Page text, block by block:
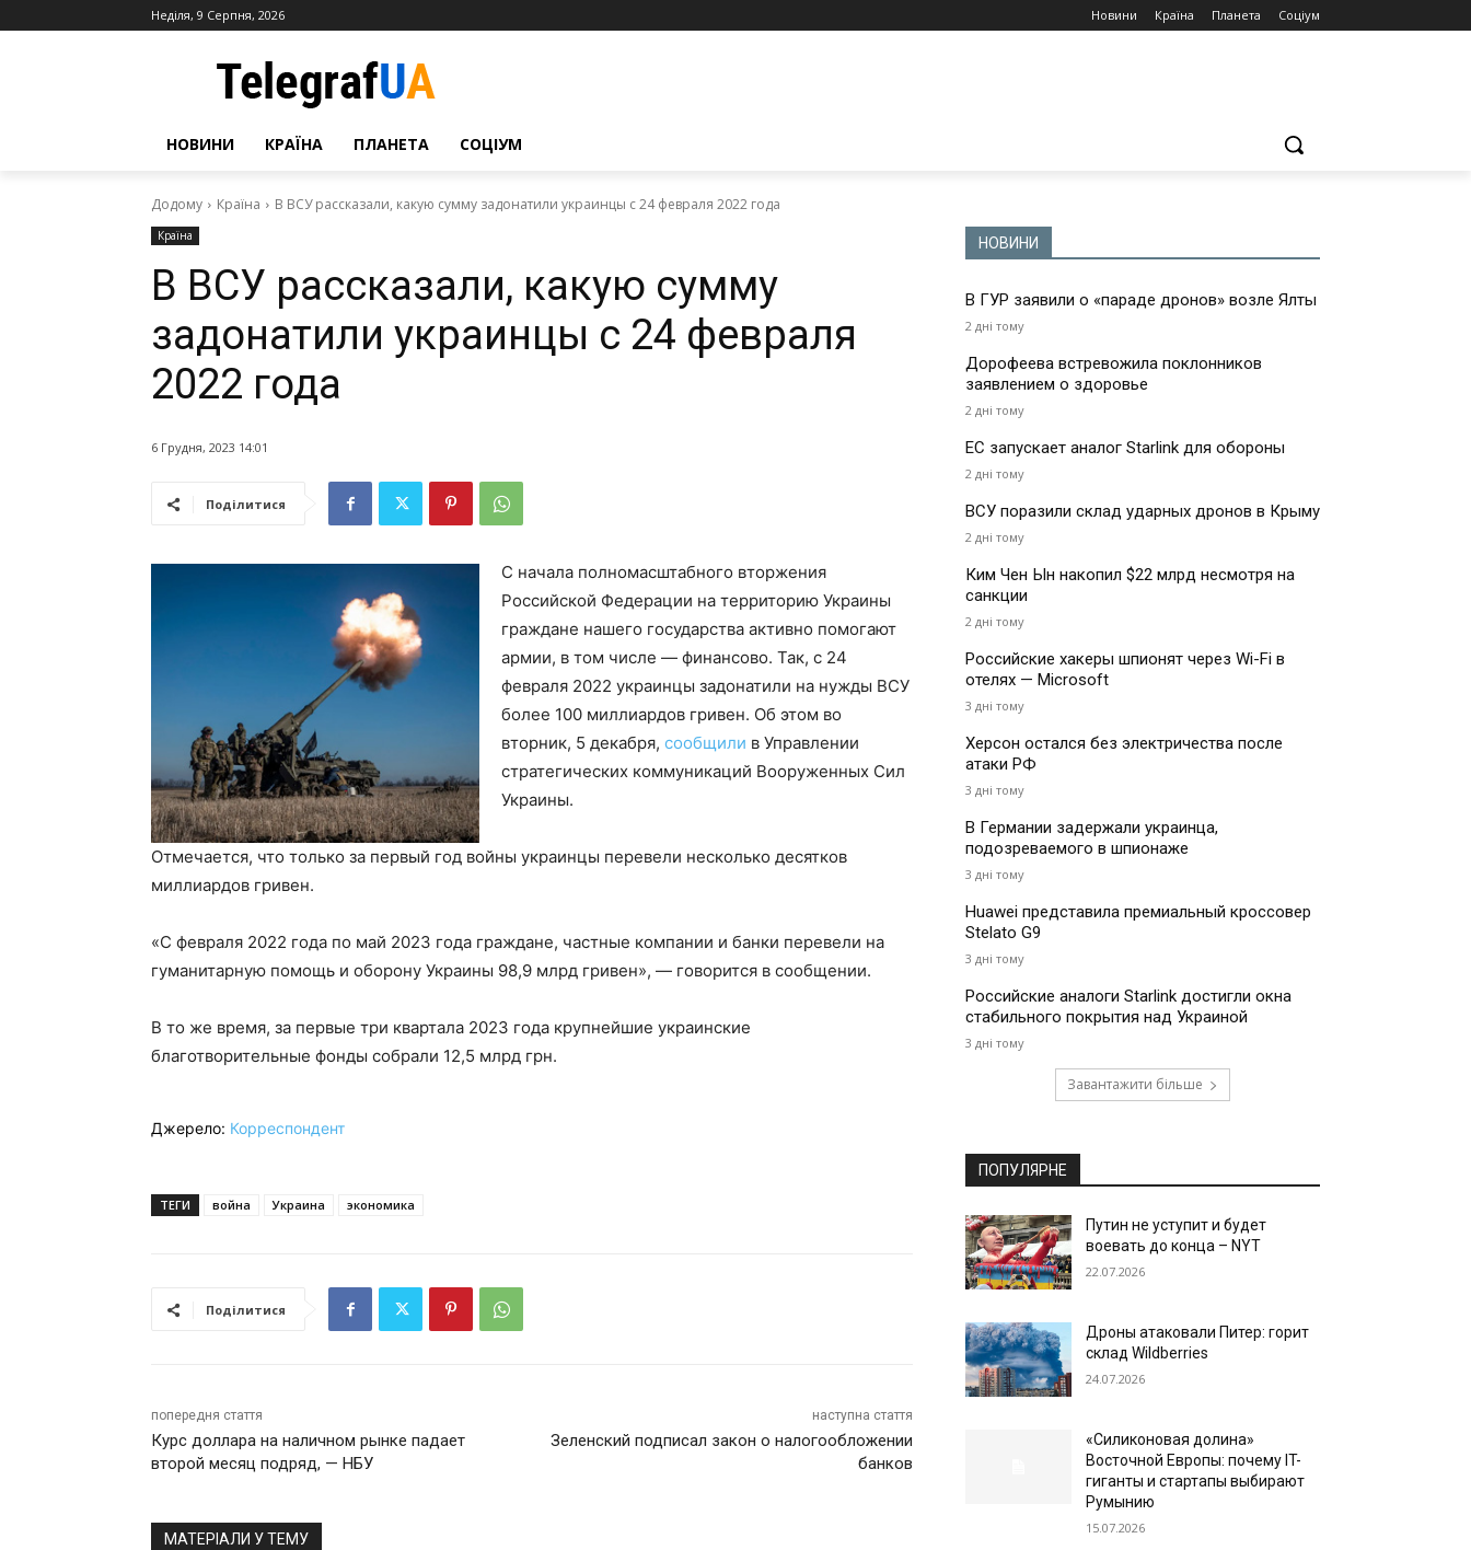
Неділя, 9 Серпня, 2026 Новини Країна Планета Соціум
НОВИНИ КРАЇНА ПЛАНЕТА СОЦІУМ
Додому Країна В ВСУ рассказали, какую сумму задонатили украинцы с 24 февраля 2022 года
Країна
В ВСУ рассказали, какую сумму
задонатили украинцы с 24 февраля
2022 года
6 Грудня, 2023 14:01
Поділитися
С начала полномасштабного вторжения
Российской Федерации на территорию Украины
граждане нашего государства активно помогают
армии, в том числе — финансово. Так, с 24
февраля 2022 украинцы задонатили на нужды ВСУ
более 100 миллиардов гривен. Об этом во
вторник, 5 декабря, сообщили в Управлении
стратегических коммуникаций Вооруженных Сил
Украины.
Отмечается, что только за первый год войны украинцы перевели несколько десятков
миллиардов гривен.
«С февраля 2022 года по май 2023 года граждане, частные компании и банки перевели на
гуманитарную помощь и оборону Украины 98,9 млрд гривен», — говорится в сообщении.
В то же время, за первые три квартала 2023 года крупнейшие украинские
благотворительные фонды собрали 12,5 млрд грн.
Джерело: Корреспондент
ТЕГИ война Украина экономика
Поділитися
попередня стаття
Курс доллара на наличном рынке падает
второй месяц подряд, — НБУ
наступна стаття
Зеленский подписал закон о налогообложении
банков
МАТЕРІАЛИ У ТЕМУ
НОВИНИ
В ГУР заявили о «параде дронов» возле Ялты
2 дні тому
Дорофеева встревожила поклонников
заявлением о здоровье
2 дні тому
ЕС запускает аналог Starlink для обороны
2 дні тому
ВСУ поразили склад ударных дронов в Крыму
2 дні тому
Ким Чен Ын накопил $22 млрд несмотря на
санкции
2 дні тому
Российские хакеры шпионят через Wi-Fi в
отелях — Microsoft
3 дні тому
Херсон остался без электричества после
атаки РФ
3 дні тому
В Германии задержали украинца,
подозреваемого в шпионаже
3 дні тому
Huawei представила премиальный кроссовер
Stelato G9
3 дні тому
Российские аналоги Starlink достигли окна
стабильного покрытия над Украиной
3 дні тому
Завантажити більше
ПОПУЛЯРНЕ
Путин не уступит и будет
воевать до конца – NYT
22.07.2026
Дроны атаковали Питер: горит
склад Wildberries
24.07.2026
«Силиконовая долина»
Восточной Европы: почему IT-
гиганты и стартапы выбирают
Румынию
15.07.2026